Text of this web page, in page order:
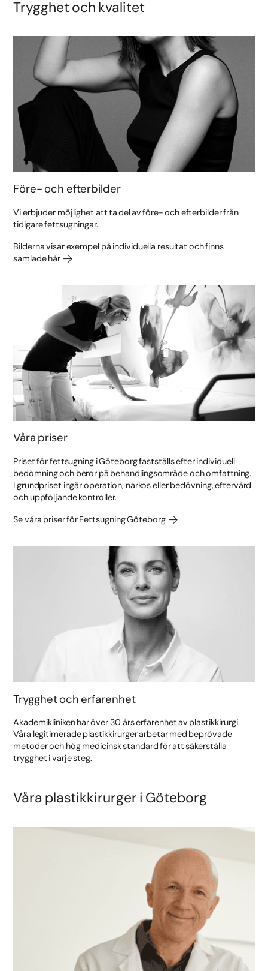
Trygghet och kvalitet
Före- och efterbilder
Vi erbjuder möjlighet att ta del av före- och efterbilder från
tidigare fettsugningar.
Bilderna visar exempel på individuella resultat och finns
samlade här
Våra priser
Priset för fettsugning i Göteborg fastställs efter individuell
bedömning och beror på behandlingsområde och omfattning.
I grundpriset ingår operation, narkos eller bedövning, eftervård
och uppföljande kontroller.
Se våra priser för Fettsugning Göteborg
Trygghet och erfarenhet
Akademikliniken har över 30 års erfarenhet av plastikkirurgi.
Våra legitimerade plastikkirurger arbetar med beprövade
metoder och hög medicinsk standard för att säkerställa
trygghet i varje steg.
Våra plastikkirurger i Göteborg